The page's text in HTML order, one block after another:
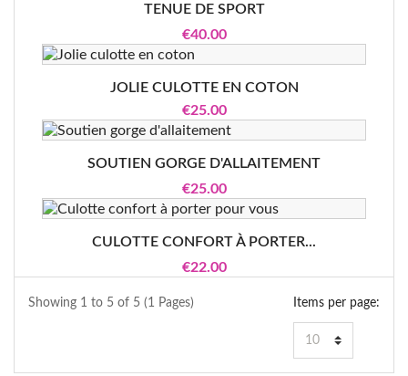
TENUE DE SPORT
€40.00
JOLIE CULOTTE EN COTON
€25.00
SOUTIEN GORGE D'ALLAITEMENT
€25.00
CULOTTE CONFORT À PORTER...
€22.00
Showing 1 to 5 of 5 (1 Pages) Items per page: